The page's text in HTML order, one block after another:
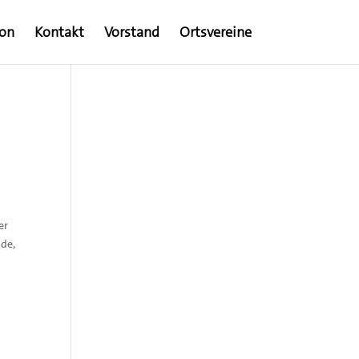
Kontakt Vorstand Ortsvereine